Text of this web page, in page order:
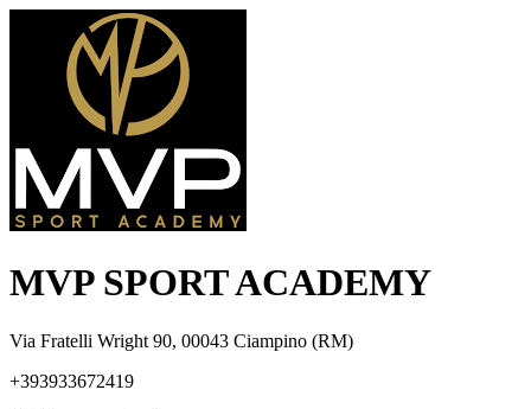
MVP SPORT ACADEMY
Via Fratelli Wright 90, 00043 Ciampino (RM)
+393933672419